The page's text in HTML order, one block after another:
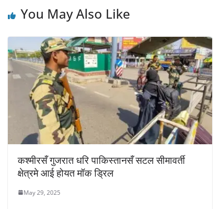
You May Also Like
कश्मीरसँ गुजरात धरि पाकिस्तानसँ सटल सीमावर्ती
क्षेत्रमे आई होयत मॉक ड्रिल
May 29, 2025